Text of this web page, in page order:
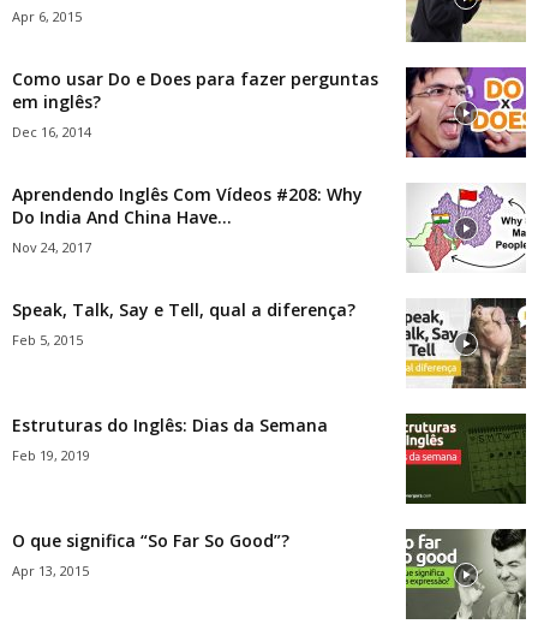
Apr 6, 2015
Como usar Do e Does para fazer perguntas
em inglês?
Dec 16, 2014
Aprendendo Inglês Com Vídeos #208: Why
Do India And China Have...
Nov 24, 2017
Speak, Talk, Say e Tell, qual a diferença?
Feb 5, 2015
Estruturas do Inglês: Dias da Semana
Feb 19, 2019
O que significa “So Far So Good”?
Apr 13, 2015